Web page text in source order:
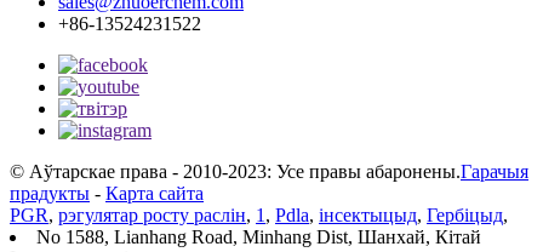
+86-13524231522
© Аўтарскае права - 2010-2023: Усе правы абаронены.Гарачыя
прадукты - Карта сайта
PGR, рэгулятар росту раслін, 1, Pdla, інсектыцыд, Гербіцыд,
No 1588, Lianhang Road, Minhang Dist, Шанхай, Кітай